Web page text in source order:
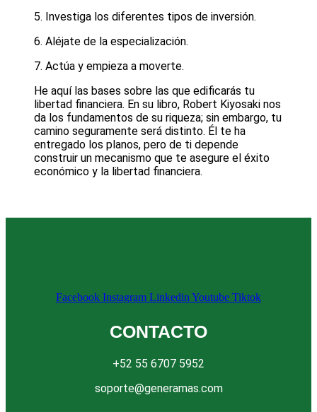
5. Investiga los diferentes tipos de inversión.
6. Aléjate de la especialización.
7. Actúa y empieza a moverte.
He aquí las bases sobre las que edificarás tu
libertad financiera. En su libro, Robert Kiyosaki nos
da los fundamentos de su riqueza; sin embargo, tu
camino seguramente será distinto. Él te ha
entregado los planos, pero de ti depende
construir un mecanismo que te asegure el éxito
económico y la libertad financiera.
Facebook Instagram LinkedinYoutube Tiktok
CONTACTO
+52 55 6707 5952
soporte@generamas.com